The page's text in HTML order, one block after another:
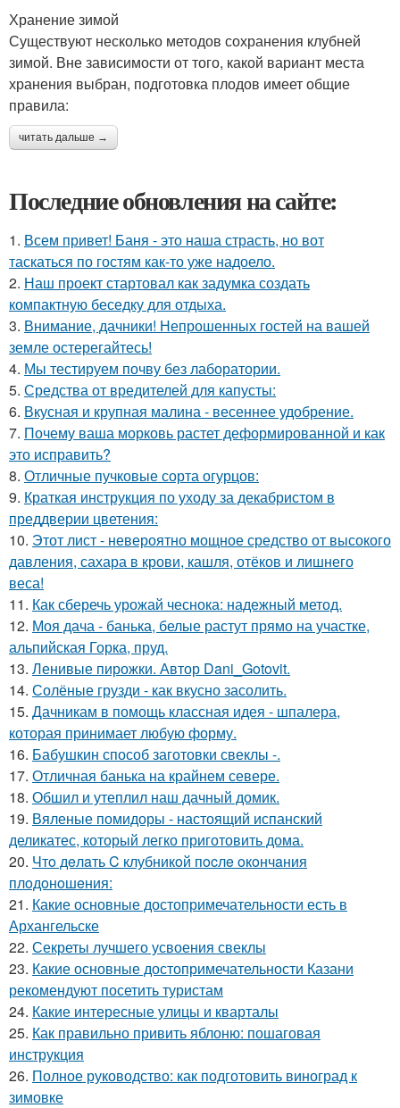
Хранение зимой
Существуют несколько методов сохранения клубней
зимой. Вне зависимости от того, какой вариант места
хранения выбран, подготовка плодов имеет общие
правила:
читать дальше →
Последние обновления на сайте:
1. Всем привет! Баня - это наша страсть, но вот
таскаться по гостям как-то уже надоело.
2. Наш проект стартовал как задумка создать
компактную беседку для отдыха.
3. Внимание, дачники! Непрошенных гостей на вашей
земле остерегайтесь!
4. Мы тестируем почву без лаборатории.
5. Средства от вредителей для капусты:
6. Вкусная и крупная малина - весеннее удобрение.
7. Почему ваша морковь растет деформированной и как
это исправить?
8. Отличные пучковые сорта огурцов:
9. Краткая инструкция по уходу за декабристом в
преддверии цветения:
10. Этот лист - невероятно мощное средство от высокого
давления, сахара в крови, кашля, отёков и лишнего
веса!
11. Как сберечь урожай чеснока: надежный метод.
12. Моя дача - банька, белые растут прямо на участке,
альпийская Горка, пруд.
13. Ленивые пирожки. Автор Dani_Gotovit.
14. Солёные грузди - как вкусно засолить.
15. Дачникам в помощь классная идея - шпалера,
которая принимает любую форму.
16. Бабушкин способ заготовки свеклы -.
17. Отличная банька на крайнем севере.
18. Обшил и утеплил наш дачный домик.
19. Вяленые помидоры - настоящий испанский
деликатес, который легко приготовить дома.
20. Чтo дeлaть C клубникoй пocлe oкoнчaния
плoдoнoшeния:
21. Какие основные достопримечательности есть в
Архангельске
22. Секреты лучшего усвоения свеклы
23. Какие основные достопримечательности Казани
рекомендуют посетить туристам
24. Какие интересные улицы и кварталы
25. Как правильно привить яблоню: пошаговая
инструкция
26. Полное руководство: как подготовить виноград к
зимовке